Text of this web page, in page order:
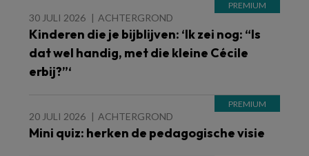
30 JULI 2026 ACHTERGROND
Kinderen die je bijblijven: ‘Ik zei nog: “Is
dat wel handig, met die kleine Cécile
erbij?”‘
20 JULI 2026 ACHTERGROND
Mini quiz: herken de pedagogische visie